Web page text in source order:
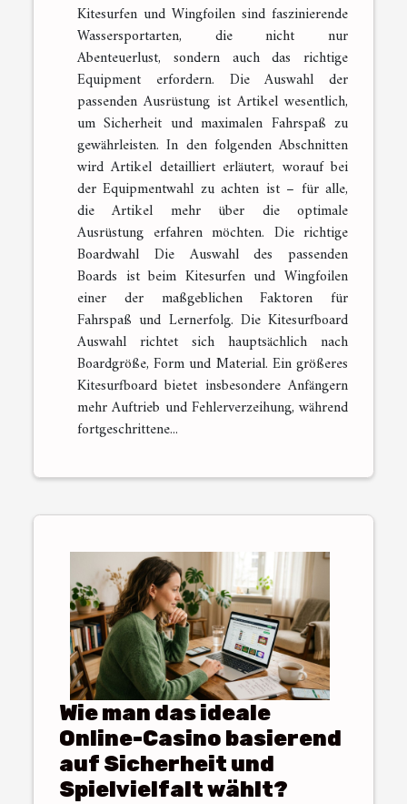
Kitesurfen und Wingfoilen sind faszinierende
Wassersportarten, die nicht nur
Abenteuerlust, sondern auch das richtige
Equipment erfordern. Die Auswahl der
passenden Ausrüstung ist Artikel wesentlich,
um Sicherheit und maximalen Fahrspaß zu
gewährleisten. In den folgenden Abschnitten
wird Artikel detailliert erläutert, worauf bei
der Equipmentwahl zu achten ist – für alle,
die Artikel mehr über die optimale
Ausrüstung erfahren möchten. Die richtige
Boardwahl Die Auswahl des passenden
Boards ist beim Kitesurfen und Wingfoilen
einer der maßgeblichen Faktoren für
Fahrspaß und Lernerfolg. Die Kitesurfboard
Auswahl richtet sich hauptsächlich nach
Boardgröße, Form und Material. Ein größeres
Kitesurfboard bietet insbesondere Anfängern
mehr Auftrieb und Fehlerverzeihung, während
fortgeschrittene...
Wie man das ideale
Online-Casino basierend
auf Sicherheit und
Spielvielfalt wählt?